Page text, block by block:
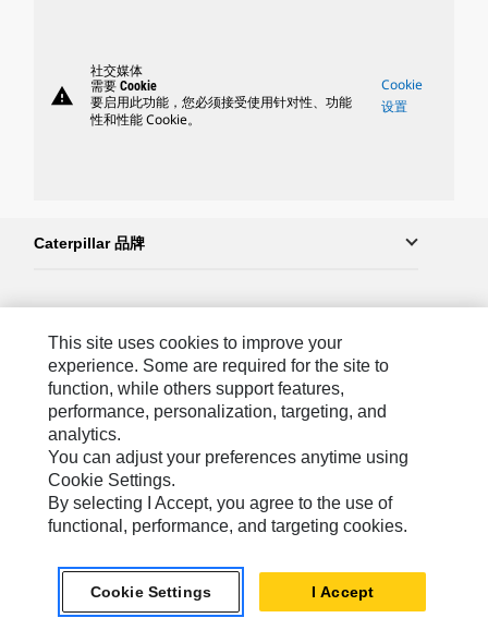
warning
社交媒体
需要 Cookie
要启用此功能，您必须接受使用针对性、功能
性和性能 Cookie。
Cookie
设置
Caterpillar 品牌
联系 Caterpillar
站点地图
Cookie Settings
法律
隐私
Asia-Chinese© 2026 Caterpillar. 保留所有权利.
This site uses cookies to improve your
experience. Some are required for the site to
function, while others support features,
performance, personalization, targeting, and
analytics.
You can adjust your preferences anytime using
Cookie Settings.
By selecting I Accept, you agree to the use of
functional, performance, and targeting cookies.
Cookie Settings I Accept